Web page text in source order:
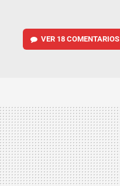
VER 18 COMENTARIOS